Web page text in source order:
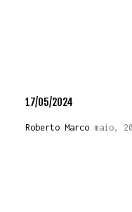
17/05/2024
Roberto Marco maio,